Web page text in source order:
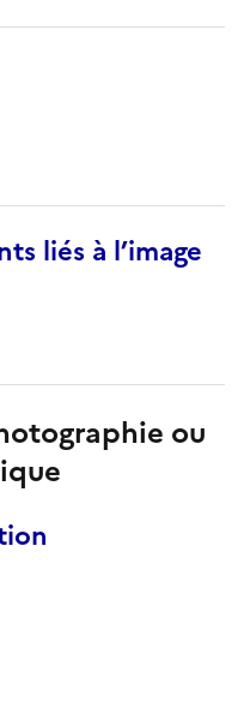
liés à l’image
ou